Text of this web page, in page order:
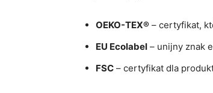
OEKO-TEX® – certyfikat,
EU Ecolabel – unijny znak
FSC – certyfikat dla